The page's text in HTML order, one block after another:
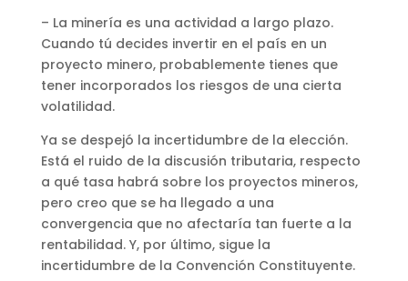
– La minería es una actividad a largo plazo.
Cuando tú decides invertir en el país en un
proyecto minero, probablemente tienes que
tener incorporados los riesgos de una cierta
volatilidad.
Ya se despejó la incertidumbre de la elección.
Está el ruido de la discusión tributaria, respecto
a qué tasa habrá sobre los proyectos mineros,
pero creo que se ha llegado a una
convergencia que no afectaría tan fuerte a la
rentabilidad. Y, por último, sigue la
incertidumbre de la Convención Constituyente.